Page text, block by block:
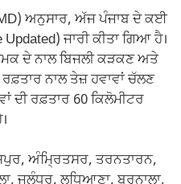
ਅਨੁਸਾਰ, ਅੱਜ ਪੰਜਾਬ ਦੇ ਕਈ
ਜਾਰੀ ਕੀਤਾ ਗਿਆ ਹੈ।
ਦੇ ਨਾਲ ਬਿਜਲੀ ਕੜਕਣ ਅਤੇ
ਨਾਲ ਤੇਜ਼ ਹਵਾਵਾਂ ਚੱਲਣ
ਦੀ ਰਫ਼ਤਾਰ 60 ਕਿਲੋਮੀਟਰ
ਅੰਮ੍ਰਿਤਸਰ, ਤਰਨਤਾਰਨ,